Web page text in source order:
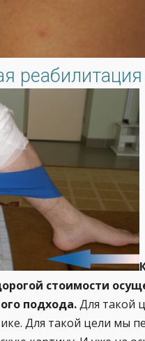
стоимости
подхода.Для такой
Для такой цели мы